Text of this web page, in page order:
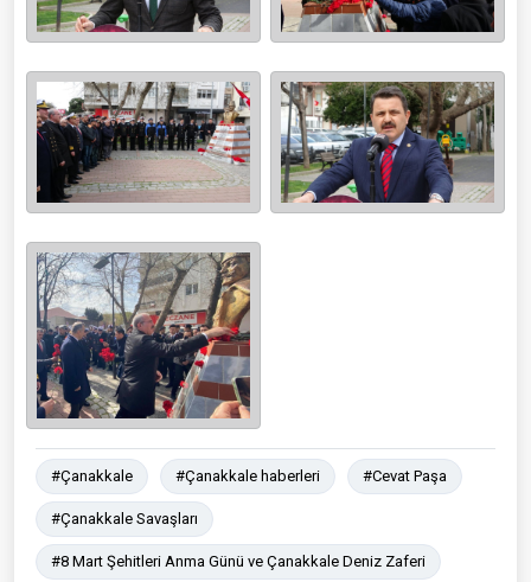
#Çanakkale #Çanakkale haberleri #Cevat Paşa
#Çanakkale Savaşları
#8 Mart Şehitleri Anma Günü ve Çanakkale Deniz Zaferi